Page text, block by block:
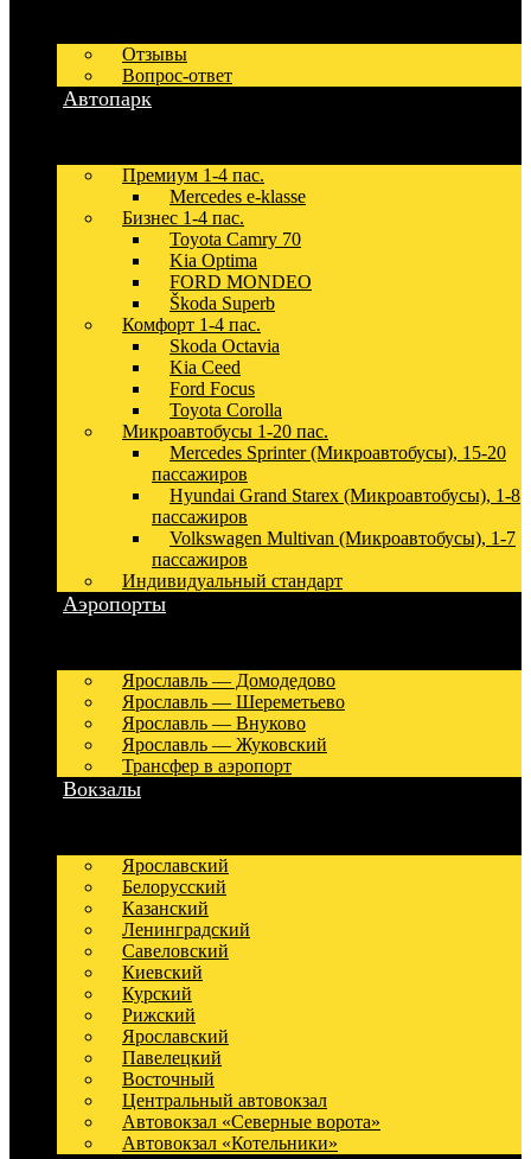
Отзывы
Вопрос-ответ
Автопарк
Премиум 1-4 пас.
Mercedes e-klasse
Бизнес 1-4 пас.
Toyota Camry 70
Kia Optima
FORD MONDEO
Škoda Superb
Комфорт 1-4 пас.
Skoda Octavia
Kia Ceed
Ford Focus
Toyota Corolla
Микроавтобусы 1-20 пас.
Mercedes Sprinter (Микроавтобусы), 15-20
пассажиров
Hyundai Grand Starex (Микроавтобусы), 1-8
пассажиров
Volkswagen Multivan (Микроавтобусы), 1-7
пассажиров
Индивидуальный стандарт
Аэропорты
Ярославль — Домодедово
Ярославль — Шереметьево
Ярославль — Внуково
Ярославль — Жуковский
Трансфер в аэропорт
Вокзалы
Ярославский
Белорусский
Казанский
Ленинградский
Савеловский
Киевский
Курский
Рижский
Ярославский
Павелецкий
Восточный
Центральный автовокзал
Автовокзал «Северные ворота»
Автовокзал «Котельники»